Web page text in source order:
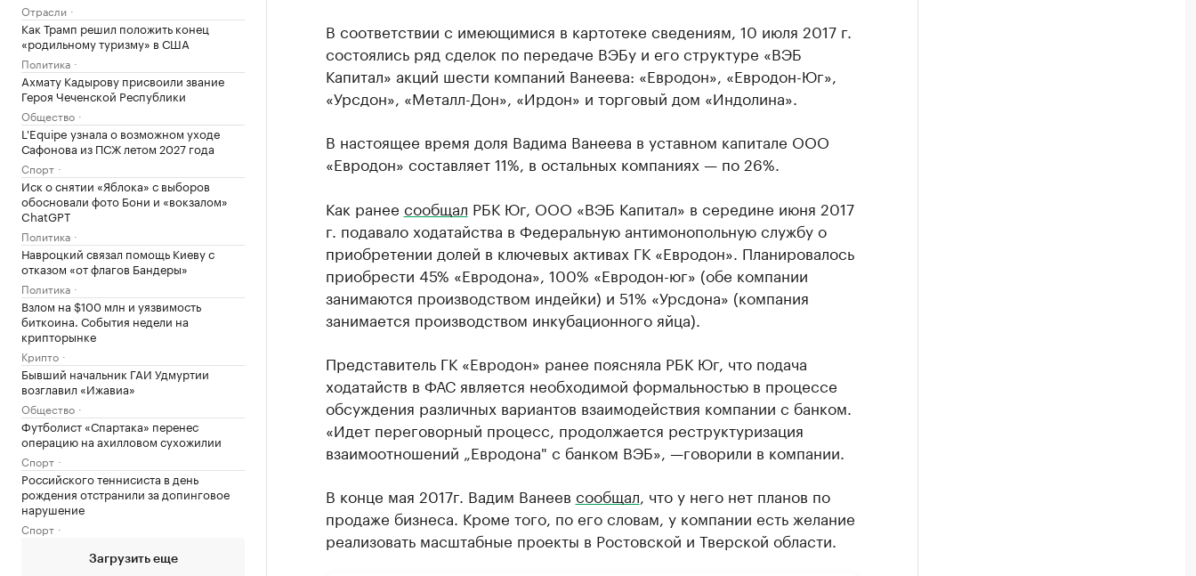
Отрасли
Как Трамп решил положить конец
«родильному туризму» в США
Политика
Ахмату Кадырову присвоили звание
Героя Чеченской Республики
Общество
L'Equipe узнала о возможном уходе
Сафонова из ПСЖ летом 2027 года
Спорт
Иск о снятии «Яблока» с выборов
обосновали фото Бони и «вокзалом»
ChatGPT
Политика
Навроцкий связал помощь Киеву с
отказом «от флагов Бандеры»
Политика
Взлом на $100 млн и уязвимость
биткоина. События недели на
крипторынке
Крипто
Бывший начальник ГАИ Удмуртии
возглавил «Ижавиа»
Общество
Футболист «Спартака» перенес
операцию на ахилловом сухожилии
Спорт
Российского теннисиста в день
рождения отстранили за допинговое
нарушение
Спорт
Загрузить еще
В соответствии с имеющимися в картотеке сведениям, 10 июля 2017 г.
состоялись ряд сделок по передаче ВЭБу и его структуре «ВЭБ
Капитал» акций шести компаний Ванеева: «Евродон», «Евродон-Юг»,
«Урсдон», «Металл-Дон», «Ирдон» и торговый дом «Индолина».
В настоящее время доля Вадима Ванеева в уставном капитале ООО
«Евродон» составляет 11%, в остальных компаниях — по 26%.
Как ранее сообщал РБК Юг, ООО «ВЭБ Капитал» в середине июня 2017
г. подавало ходатайства в Федеральную антимонопольную службу о
приобретении долей в ключевых активах ГК «Евродон». Планировалось
приобрести 45% «Евродона», 100% «Евродон-юг» (обе компании
занимаются производством индейки) и 51% «Урсдона» (компания
занимается производством инкубационного яйца).
Представитель ГК «Евродон» ранее поясняла РБК Юг, что подача
ходатайств в ФАС является необходимой формальностью в процессе
обсуждения различных вариантов взаимодействия компании с банком.
«Идет переговорный процесс, продолжается реструктуризация
взаимоотношений „Евродона" с банком ВЭБ», —говорили в компании.
В конце мая 2017г. Вадим Ванеев сообщал , что у него нет планов по
продаже бизнеса. Кроме того, по его словам, у компании есть желание
реализовать масштабные проекты в Ростовской и Тверской области.